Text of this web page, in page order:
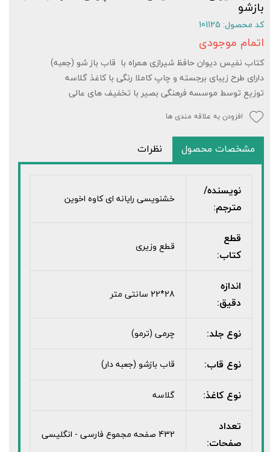
بازشو
کد محصول: 101125
اتمام موجودی
کتاب نفیس دیوان حافظ شیرازی همراه با قاب باز شو (جعبه)
دارای طرح زیبای برجسته و چاپ کاملا رنگی با کاغذ گلاسه
توزیع توسط موسسه فرهنگی بصیر با تخفیف های عالی
افزودن به علاقه مندی ها
مشخصات محصول نظرات
نویسنده/
مترجم:
خشنویسی رایانه ای کاوه اخوین
قطع
کتاب:
قطع وزیری
اندازه
دقیق:
28*22 سانتی متر
نوع جلد: چرمی (ترمو)
نوع قاب: قاب بازشو (جعبه دار)
نوع کاغذ: گلاسه
تعداد
صفحات:
432 صفحه مجموع فارسی - انگلیسی